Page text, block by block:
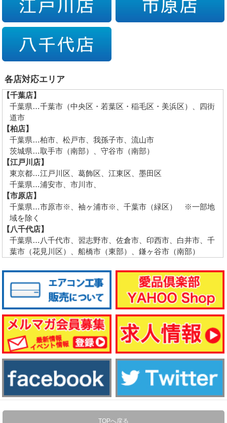
各店対応エリア
【千葉店】
千葉県…千葉市（中央区・若葉区・稲毛区・美浜区）、四街
道市
【柏店】
千葉県…柏市、松戸市、我孫子市、流山市
茨城県…取手市（南部）、守谷市（南部）
【江戸川店】
東京都…江戸川区、葛飾区、江東区、墨田区
千葉県…浦安市、市川市、
【市原店】
千葉県…市原市※、袖ヶ浦市※、千葉市（緑区） ※一部地
域を除く
【八千代店】
千葉県…八千代市、習志野市、佐倉市、印西市、白井市、千
葉市（花見川区）、船橋市（東部）、鎌ヶ谷市（南部）
TOPへ戻る